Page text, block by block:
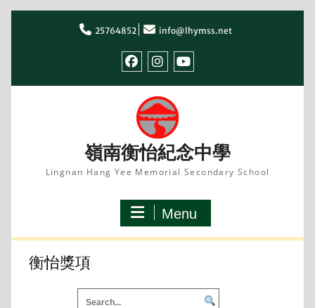
25764852 info@lhymss.net
嶺南衡怡紀念中學
Lingnan Hang Yee Memorial Secondary School
Menu
衡怡獎項